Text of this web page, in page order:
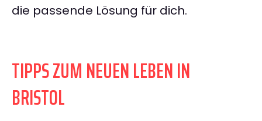
die passende Lösung für dich.
TIPPS ZUM NEUEN LEBEN IN
BRISTOL